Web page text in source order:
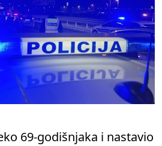
69-godišnjaka i nastavio